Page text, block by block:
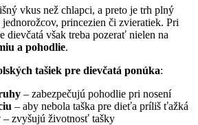
vkus než chlapci, a preto je trh plný
princezien či zvieratiek. Pri
dievčatá však treba pozerať nielen na
a pohodlie.
tašiek pre dievčatá ponúka:
– zabezpečujú pohodlie pri nosení
– aby nebola taška pre dieťa príliš ťažká
– zvyšujú životnosť tašky